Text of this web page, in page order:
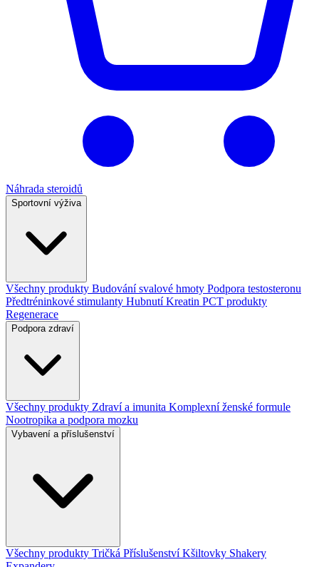
Náhrada steroidů
Sportovní výživa
Všechny produkty Budování svalové hmoty Podpora testosteronu
Předtréninkové stimulanty HubnutíKreatin PCT produkty
Regenerace
Podpora zdraví
Všechny produkty Zdraví a imunita Komplexní ženské formule
Nootropika a podpora mozku
Vybavení a příslušenství
Všechny produkty Tričká PříslušenstvíKšiltovky Shakery